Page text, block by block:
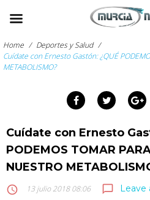
Skip
to
content
Home / Deportes y Salud /
Cuídate con Ernesto Gastón: ¿QUÉ
METABOLISMO?
FacebookTwitter
Cuídate con Ernesto
PODEMOS TOMAR
NUESTRO
access_time 13 julio 2018 08:06 chat_bubble_outline Leave